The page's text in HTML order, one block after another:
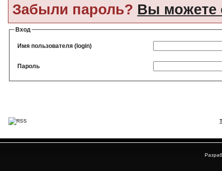
Забыли пароль? Вы можете
Вход
Имя пользователя (login)
Пароль